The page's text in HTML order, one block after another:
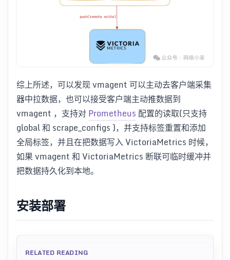
综上所述，可以发现 vmagent 可以主动去客户端采集
器中拉数据，也可以接受客户端主动推数据到
vmagent ，支持对Prometheus 配置的读取(只支持
global 和 scrape_configs )，并支持标签重置和添加
全局标签，并且在把数据写入 VictoriaMetrics 时候，
如果 vmagent 和 VictoriaMetrics 断联可临时缓冲并
把数据持久化到本地。
安装部署
RELATED READING